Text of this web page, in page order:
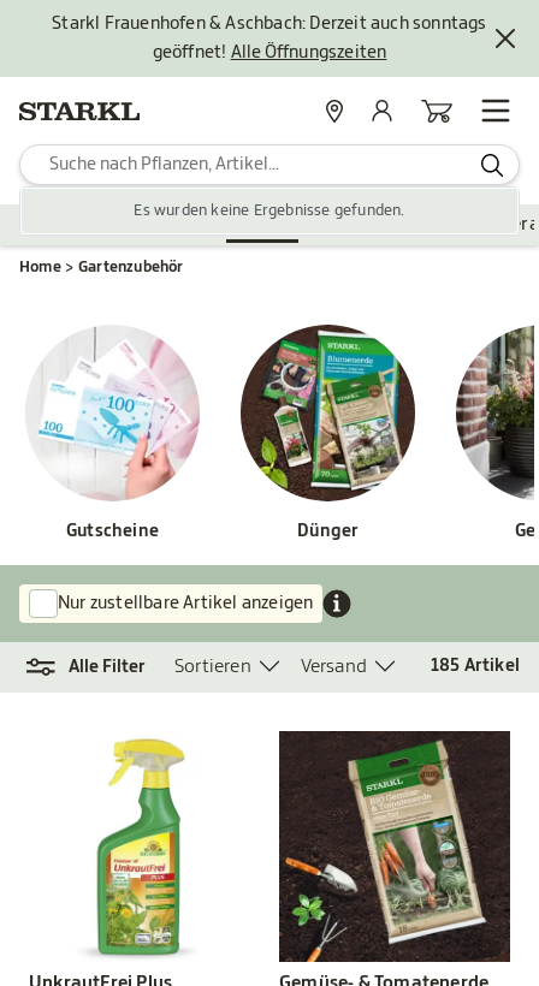
Starkl Frauenhofen & Aschbach: Derzeit auch sonntags
geöffnet! Alle Öffnungszeiten
Es wurden keine Ergebnisse gefunden.
StandorteMein KontoWarenkorb
Zubehör Gartengestaltung
Home Gartenzubehör
Gutscheine Dünger
Nur zustellbare Artikel anzeigen
Alle Filter Sortieren Versand 185 Artikel